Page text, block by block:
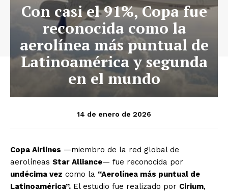
Con casi el 91%, Copa fue
reconocida como la
aerolínea más puntual de
Latinoamérica y segunda
en el mundo
14 de enero de 2026
Copa Airlines —miembro de la red global de
aerolíneas Star Alliance— fue reconocida por
undécima vez como la “Aerolínea más puntual de
Latinoamérica”. El estudio fue realizado por Cirium,